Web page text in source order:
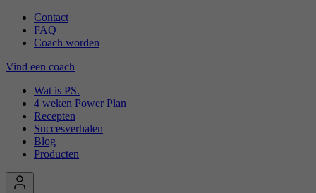
Contact
FAQ
Coach worden
Vind een coach
Wat is PS.
4 weken Power Plan
Recepten
Succesverhalen
Blog
Producten